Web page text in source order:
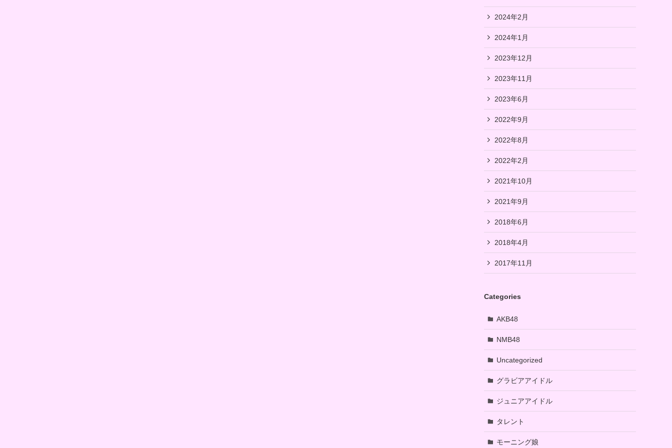
2024年2月
2024年1月
2023年12月
2023年11月
2023年6月
2022年9月
2022年8月
2022年2月
2021年10月
2021年9月
2018年6月
2018年4月
2017年11月
Categories
AKB48
NMB48
Uncategorized
グラビアアイドル
ジュニアアイドル
タレント
モーニング娘